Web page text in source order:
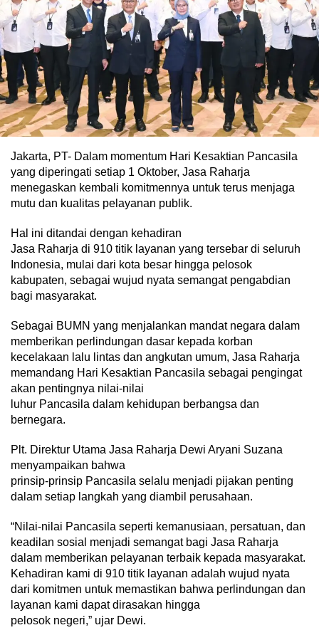
Jakarta, PT- Dalam momentum Hari Kesaktian Pancasila
yang diperingati setiap 1 Oktober, Jasa Raharja
menegaskan kembali komitmennya untuk terus menjaga
mutu dan kualitas pelayanan publik.
Hal ini ditandai dengan kehadiran
Jasa Raharja di 910 titik layanan yang tersebar di seluruh
Indonesia, mulai dari kota besar hingga pelosok
kabupaten, sebagai wujud nyata semangat pengabdian
bagi masyarakat.
Sebagai BUMN yang menjalankan mandat negara dalam
memberikan perlindungan dasar kepada korban
kecelakaan lalu lintas dan angkutan umum, Jasa Raharja
memandang Hari Kesaktian Pancasila sebagai pengingat
akan pentingnya nilai-nilai
luhur Pancasila dalam kehidupan berbangsa dan
bernegara.
Plt. Direktur Utama Jasa Raharja Dewi Aryani Suzana
menyampaikan bahwa
prinsip-prinsip Pancasila selalu menjadi pijakan penting
dalam setiap langkah yang diambil perusahaan.
“Nilai-nilai Pancasila seperti kemanusiaan, persatuan, dan
keadilan sosial menjadi semangat bagi Jasa Raharja
dalam memberikan pelayanan terbaik kepada masyarakat.
Kehadiran kami di 910 titik layanan adalah wujud nyata
dari komitmen untuk memastikan bahwa perlindungan dan
layanan kami dapat dirasakan hingga
pelosok negeri,” ujar Dewi.